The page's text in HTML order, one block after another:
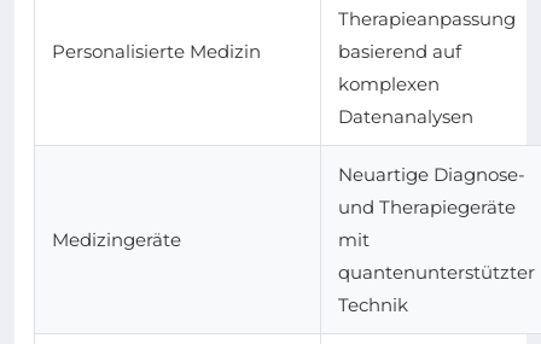
Personalisierte Medizin
Therapieanpassung
basierend auf
komplexen
Datenanalysen
Medizingeräte
Neuartige Diagnose-
und Therapiegeräte
mit
quantenunterstützter
Technik